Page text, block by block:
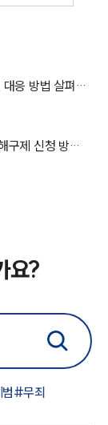
폭행집행유예 시 전과 기록이 남을까? 형사 처벌 대응 방법 살펴보기
해외코인사기 피해 대응을 위한 법적 절차 및 피해구제 신청 방법 안내
요?
#무죄